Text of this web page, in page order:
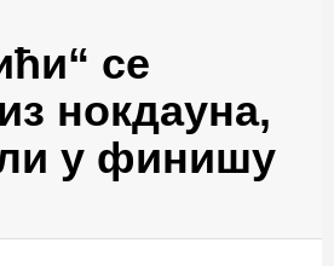
се
нокдауна,
у финишу